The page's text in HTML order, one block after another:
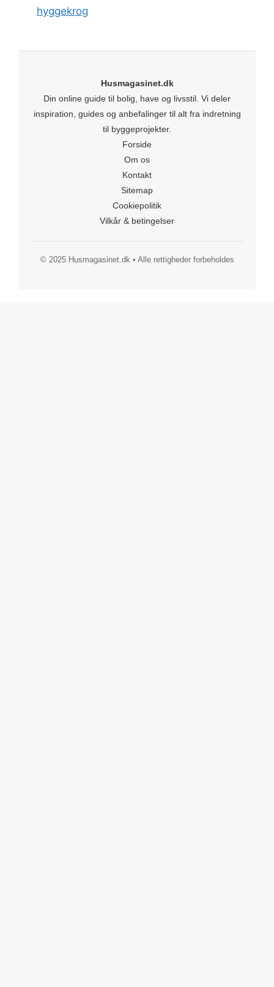
hyggekrog
Husmagasinet.dk
Din online guide til bolig, have og livsstil. Vi deler
inspiration, guides og anbefalinger til alt fra indretning
til byggeprojekter.
Forside
Om os
Kontakt
Sitemap
Cookiepolitik
Vilkår & betingelser
© 2025 Husmagasinet.dk • Alle rettigheder forbeholdes